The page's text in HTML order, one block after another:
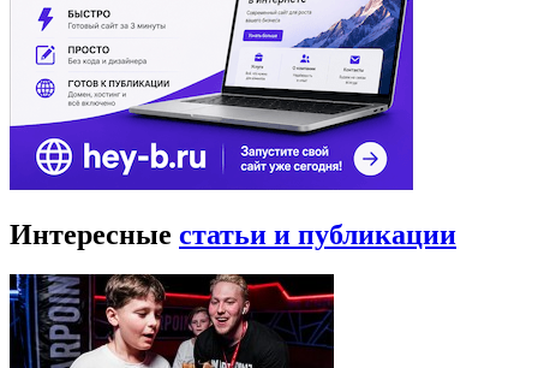
Интересные статьи и публикации